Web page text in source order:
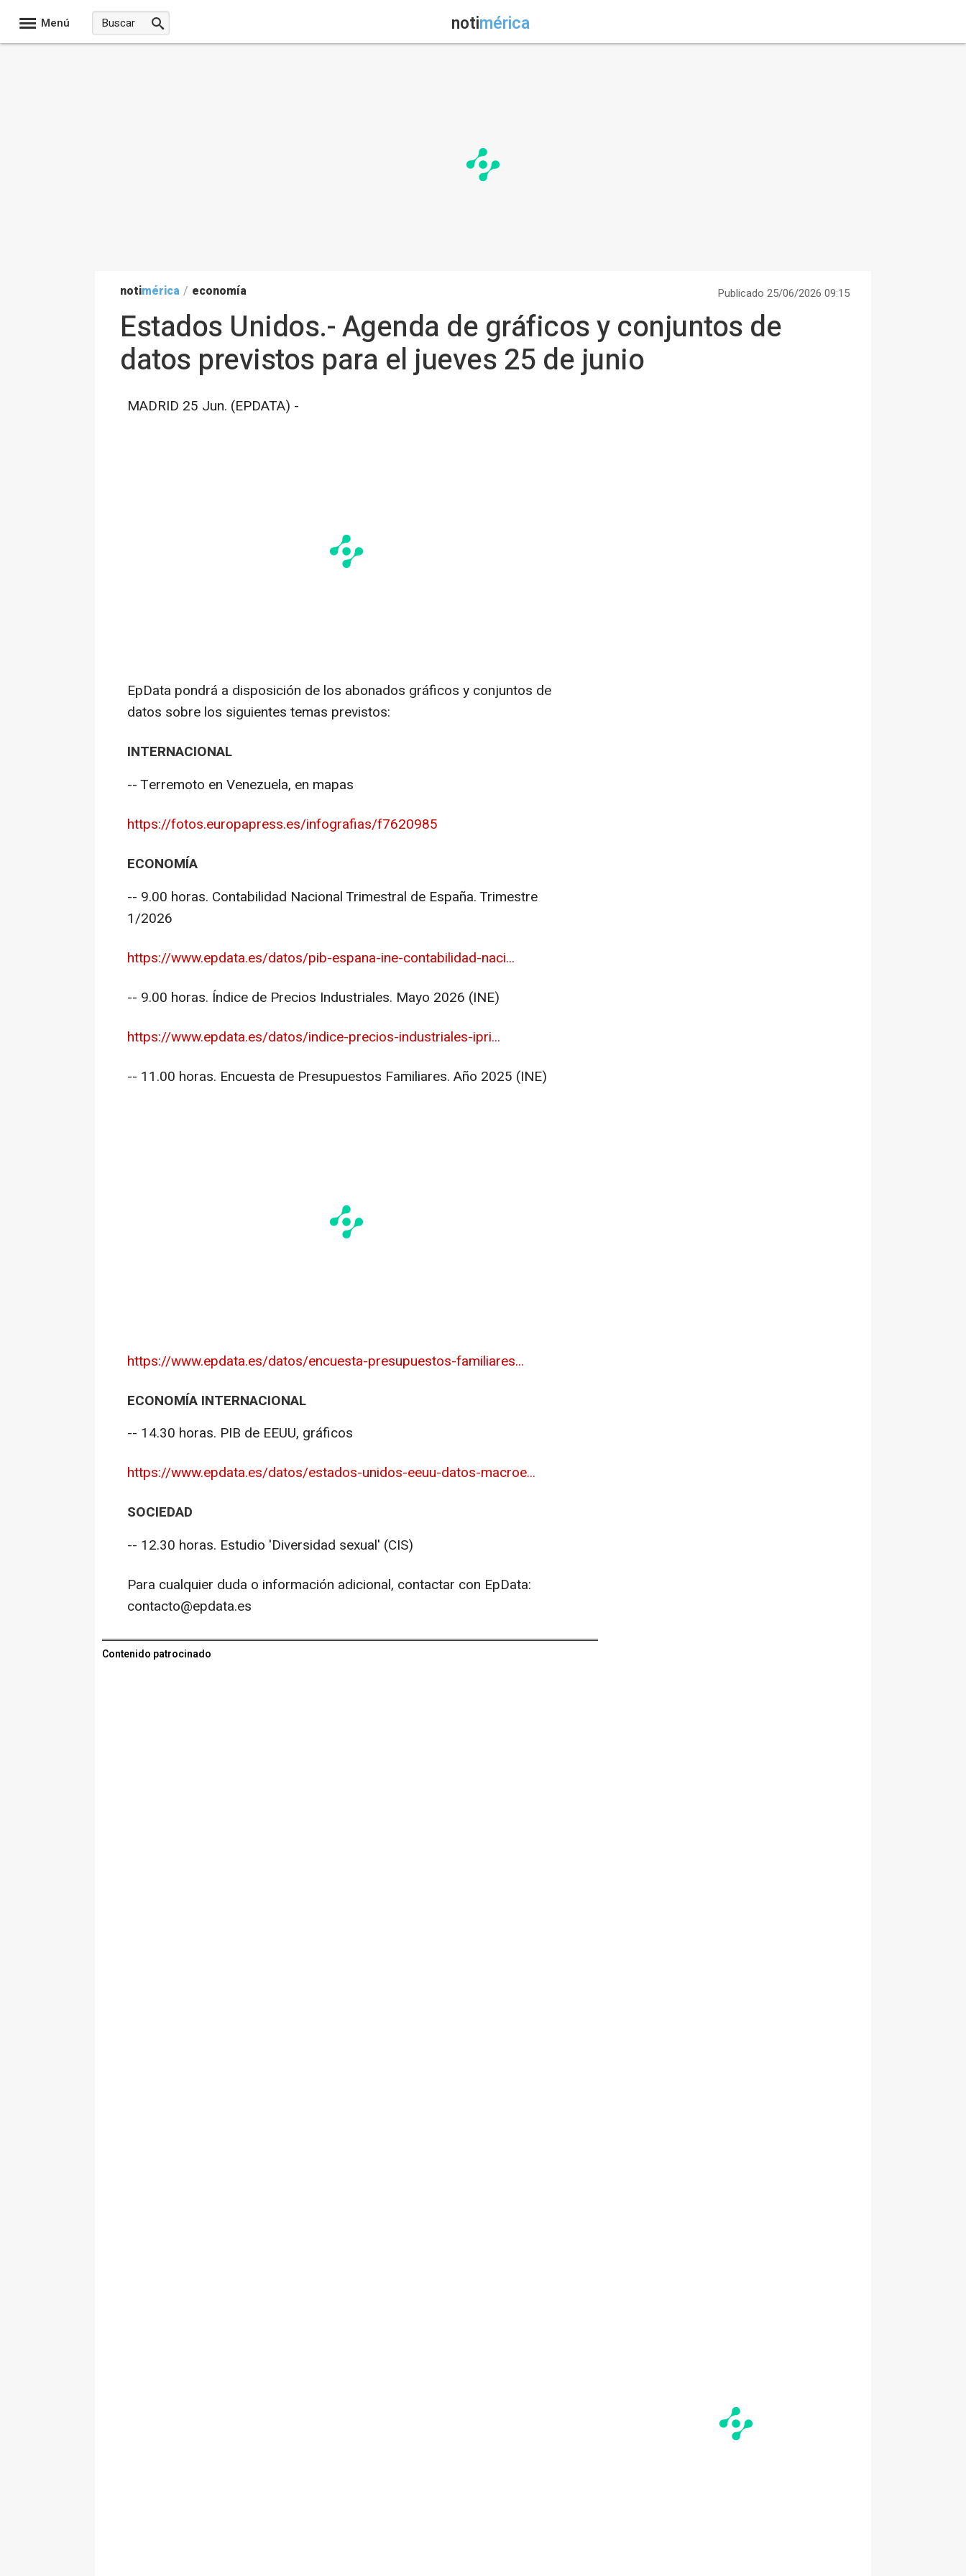
Menú notimérica
notimérica / economía Publicado 25/06/2026 09:15
Estados Unidos.- Agenda de gráficos y conjuntos de
datos previstos para el jueves 25 de junio
MADRID 25 Jun. (EPDATA) -
EpData pondrá a disposición de los abonados gráficos y conjuntos de
datos sobre los siguientes temas previstos:
INTERNACIONAL
-- Terremoto en Venezuela, en mapas
https://fotos.europapress.es/infografias/f7620985
ECONOMÍA
-- 9.00 horas. Contabilidad Nacional Trimestral de España. Trimestre
1/2026
https://www.epdata.es/datos/pib-espana-ine-contabilidad-naci...
-- 9.00 horas. Índice de Precios Industriales. Mayo 2026 (INE)
https://www.epdata.es/datos/indice-precios-industriales-ipri...
-- 11.00 horas. Encuesta de Presupuestos Familiares. Año 2025 (INE)
https://www.epdata.es/datos/encuesta-presupuestos-familiares...
ECONOMÍA INTERNACIONAL
-- 14.30 horas. PIB de EEUU, gráficos
https://www.epdata.es/datos/estados-unidos-eeuu-datos-macroe...
SOCIEDAD
-- 12.30 horas. Estudio 'Diversidad sexual' (CIS)
Para cualquier duda o información adicional, contactar con EpData:
contacto@epdata.es
Contenido patrocinado